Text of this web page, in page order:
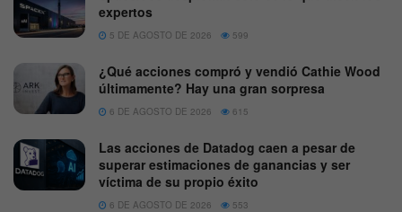
expertos
5 DE AGOSTO DE 2026 599
¿Qué acciones compró y vendió Cathie Wood
últimamente? Hay una gran sorpresa
6 DE AGOSTO DE 2026 615
Las acciones de Datadog caen a pesar de
superar estimaciones de ganancias y ser
víctima de su propio éxito
6 DE AGOSTO DE 2026 553